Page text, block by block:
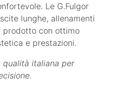
Le G.Fulgor
lunghe, allenamenti
prodotto con ottimo
e prestazioni.
qualità italiana per